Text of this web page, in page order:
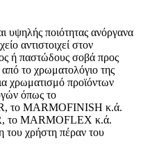
υψηλής ποιότητας ανόργανα
αντιστοιχεί στον
ή παστώδους σοβά προς
από το χρωματολόγιο της
χρωματισμό προϊόντων
όπως το
το MARMOFINISH κ.ά.
το MARMOFLEX κ.ά.
του χρήστη πέραν του